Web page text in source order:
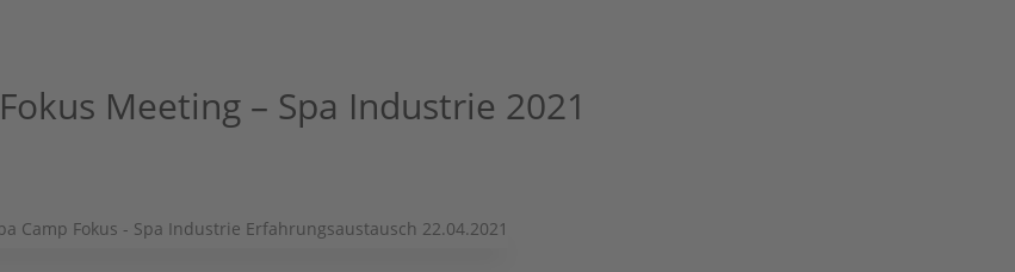
Meeting – Spa Industrie 2021